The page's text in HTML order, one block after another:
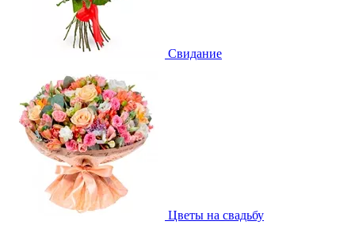
Свидание
Цветы на свадьбу